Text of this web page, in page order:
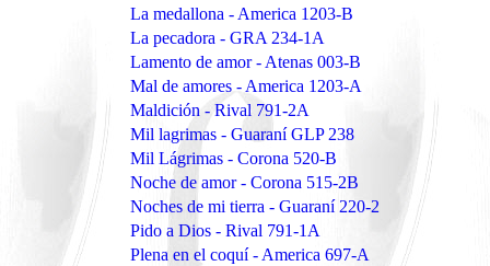
La medallona - America 1203-B
La pecadora - GRA 234-1A
Lamento de amor - Atenas 003-B
Mal de amores - America 1203-A
Maldición - Rival 791-2A
Mil lagrimas - Guaraní GLP 238
Mil Lágrimas - Corona 520-B
Noche de amor - Corona 515-2B
Noches de mi tierra - Guaraní 220-2
Pido a Dios - Rival 791-1A
Plena en el coquí - America 697-A